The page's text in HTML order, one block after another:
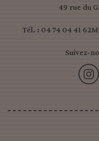
49 rue du
Tél. : 04 74 04 41 62
Suivez-